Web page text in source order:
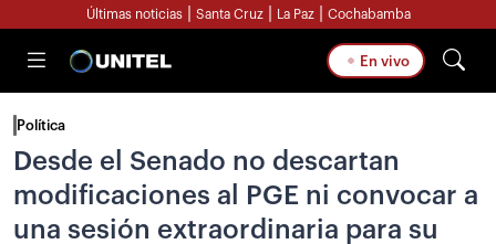
Últimas noticias Santa Cruz La Paz Cochabamba
En vivo
Política
Desde el Senado no descartan
modificaciones al PGE ni convocar a
una sesión extraordinaria para su